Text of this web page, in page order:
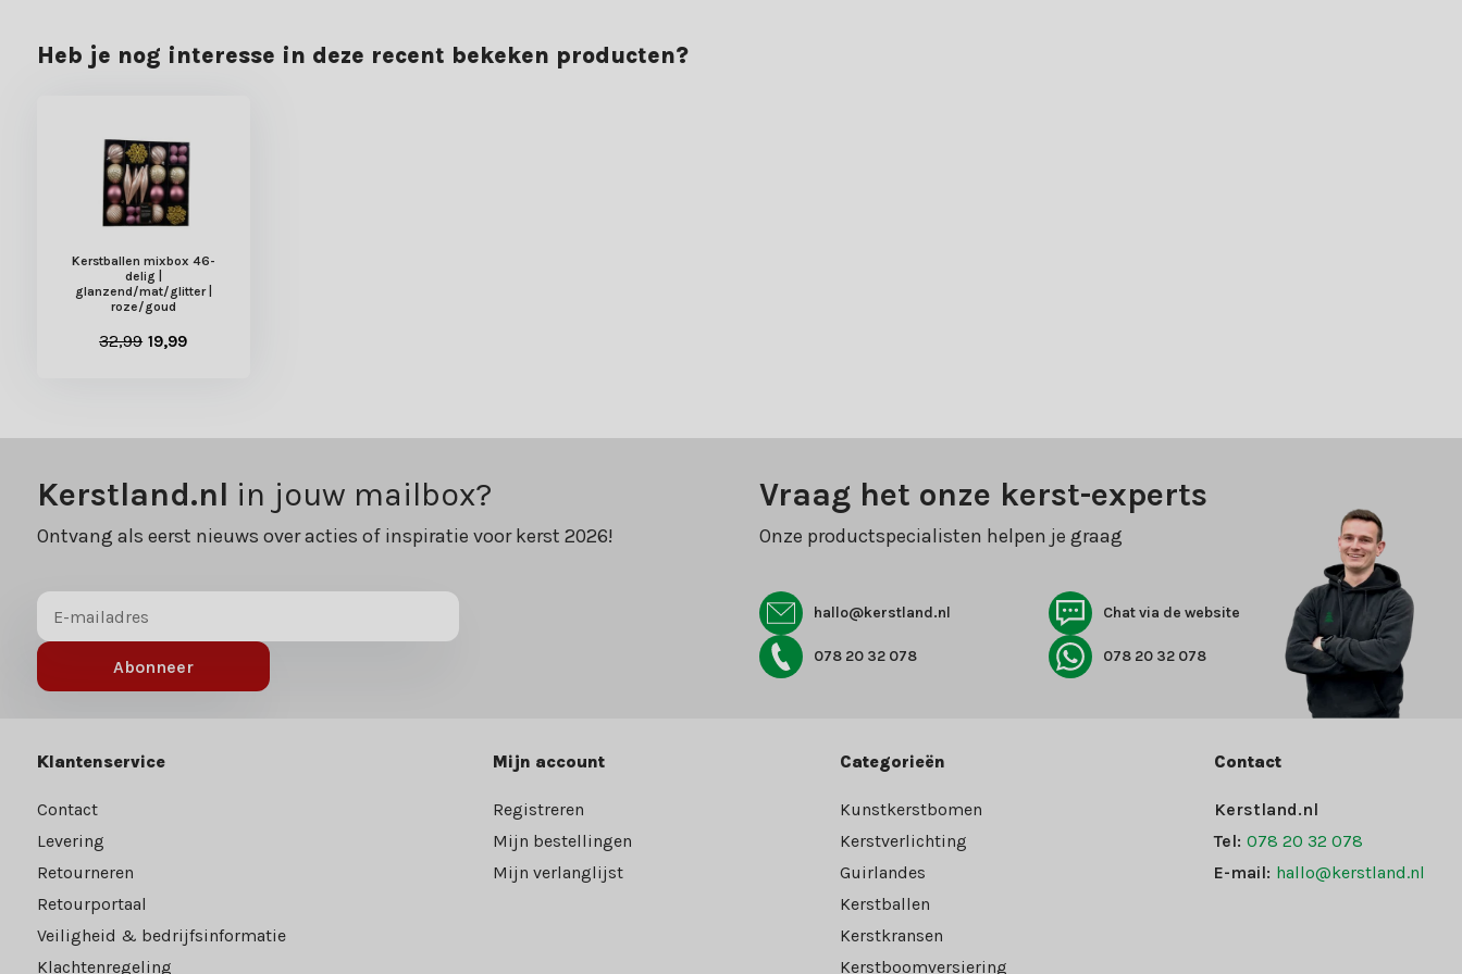
Heb je nog interesse in deze recent bekeken producten?
Kerstballen mixbox 46-
delig |
glanzend/mat/glitter |
roze/goud
32,99 19,99
Kerstland.nl in jouw mailbox?
Ontvang als eerst nieuws over acties of inspiratie voor kerst 2026!
Abonneer
Vraag het onze kerst-experts
Onze productspecialisten helpen je graag
hallo@kerstland.nl Chat via de website
078 20 32 078 078 20 32 078
Klantenservice
Contact
Levering
Retourneren
Retourportaal
Veiligheid & bedrijfsinformatie
Klachtenregeling
Mijn account
Registreren
Mijn bestellingen
Mijn verlanglijst
Categorieën
Kunstkerstbomen
Kerstverlichting
Guirlandes
Kerstballen
Kerstkransen
Kerstboomversiering
Contact
Kerstland.nl
Tel: 078 20 32 078
E-mail: hallo@kerstland.nl